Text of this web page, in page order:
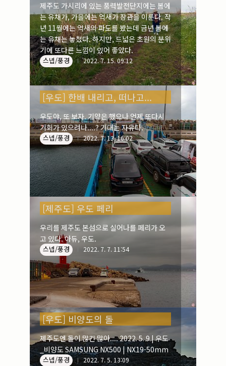
제주도 가시리에 있는 풍력발전단지에는 봄에
는 유채가, 가을에는 억새가 장관을 이룬다. 작
년 11월에는 억새의 파도를 봤는데 금년 봄에
는 유채는 놓쳤다. 하지만, 드넓은 초원의 분위
기에 또다른 느낌이 있어 좋았다.
스넵/풍경 2022. 7. 15. 09:12
[우도] 한배 내리고, 떠나고...
우도야, 또 보자. 기약은 했으나 언제 또다시
기회가 있으려나....? 기대는 자유다.
스넵/풍경 2022. 7. 13. 16:02
[제주도] 우도 페리
우리를 제주도 본섬으로 실어나를 페리가 오
고 있다. 아듀, 우도.
스넵/풍경 2022. 7. 7. 11:54
[우도] 비양도의 돌
제주도엔 돌이 많긴 많아.... 2022. 5. 9 | 우도
_비양도 SAMSUNG NX500 | NX19-50mm
스넵/풍경 2022. 7. 5. 13:09